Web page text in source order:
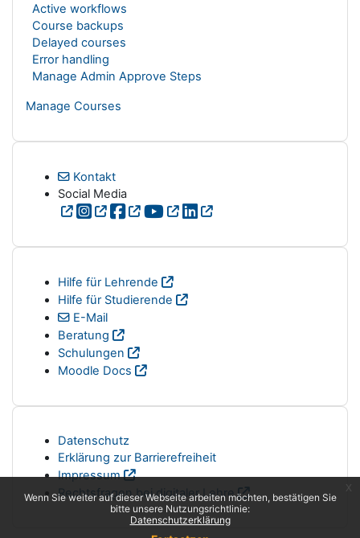
Wenn Sie weiter auf dieser Webseite arbeiten möchten, bestätigen Sie
bitte unsere Nutzungsrichtlinie:
Datenschutzerklärung
Active workflows
Course backups
Delayed courses
Error handling
Manage Admin Approve Steps
Manage Courses
Kontakt
Social Media
Hilfe für Lehrende
Hilfe für Studierende
E-Mail
Beratung
Schulungen
Moodle Docs
Datenschutz
Erklärung zur Barrierefreiheit
Impressum
Rechtsfragen bei digitaler Lehre